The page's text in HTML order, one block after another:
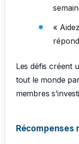
«
Les défis créent
tout le monde
membres
Récompenses